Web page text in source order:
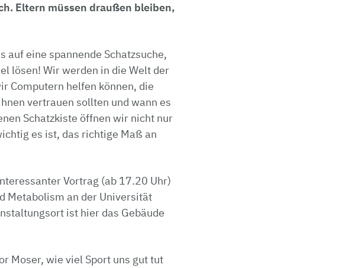
Eltern müssen draußen bleiben,
auf eine spannen­de Schatzsuche,
lösen! Wir werden in die Welt der
Computern helfen können, die
vertrauen sollten und wann es
Schatzkiste öffnen wir nicht nur
es ist, das richtige Maß an
Vortrag (ab 17.20 Uhr)
Metabolism an der Universität
ist hier das Gebäude
Moser, wie viel Sport uns gut tut